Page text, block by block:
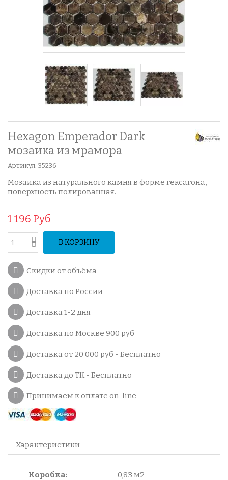
Hexagon Emperador Dark
мозаика из мрамора
Артикул: 35236
Мозаика из натурального камня в форме гексагона,
поверхность полированная.
1 196 Руб
В КОРЗИНУ
Скидки от объёма
Доставка по России
Доставка 1-2 дня
Доставка по Москве 900 руб
Доставка от 20 000 руб - Бесплатно
Доставка до ТК - Бесплатно
Принимаем к оплате on-line
Характеристики
Коробка: 0,83 м2